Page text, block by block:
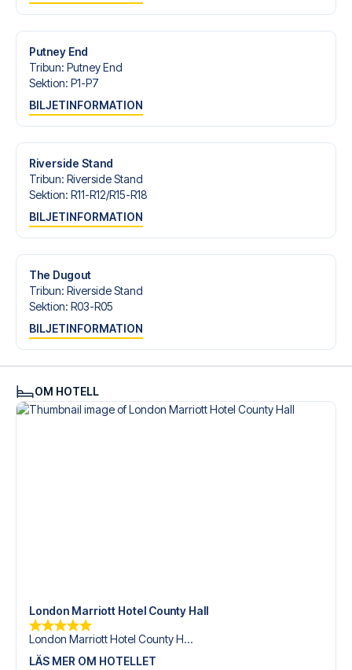
Brighton? Kontakta oss idag, och låt oss hjälpa dig att
realisera din fotbollsresedröm!
Putney End
Tribun: Putney End
Sektion: P1-P7
BILJETINFORMATION
Riverside Stand
Tribun: Riverside Stand
Sektion: R11-R12/​R15-R18
BILJETINFORMATION
The Dugout
Tribun: Riverside Stand
Sektion: R03-R05
BILJETINFORMATION
OM HOTELL
London Marriott Hotel County Hall
London Marriott Hotel County H...
LÄS MER OM HOTELLET